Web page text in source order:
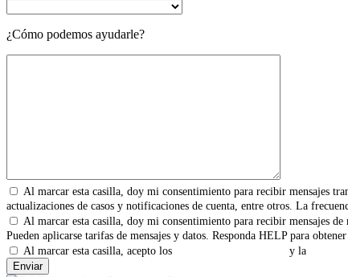
¿Cómo podemos ayudarle?
Al marcar esta casilla, doy mi consentimiento para recibir mensajes
actualizaciones de casos y notificaciones de cuenta, entre otros. La
Al marcar esta casilla, doy mi consentimiento para recibir mensajes
Pueden aplicarse tarifas de mensajes y datos. Responda HELP para
Al marcar esta casilla, acepto los
y la